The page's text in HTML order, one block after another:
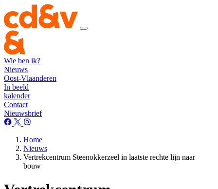
Wie ben ik?
Nieuws
Oost-Vlaanderen
In beeld
kalender
Contact
Nieuwsbrief
Home
Nieuws
Vertrekcentrum Steenokkerzeel in laatste rechte lijn naar
bouw